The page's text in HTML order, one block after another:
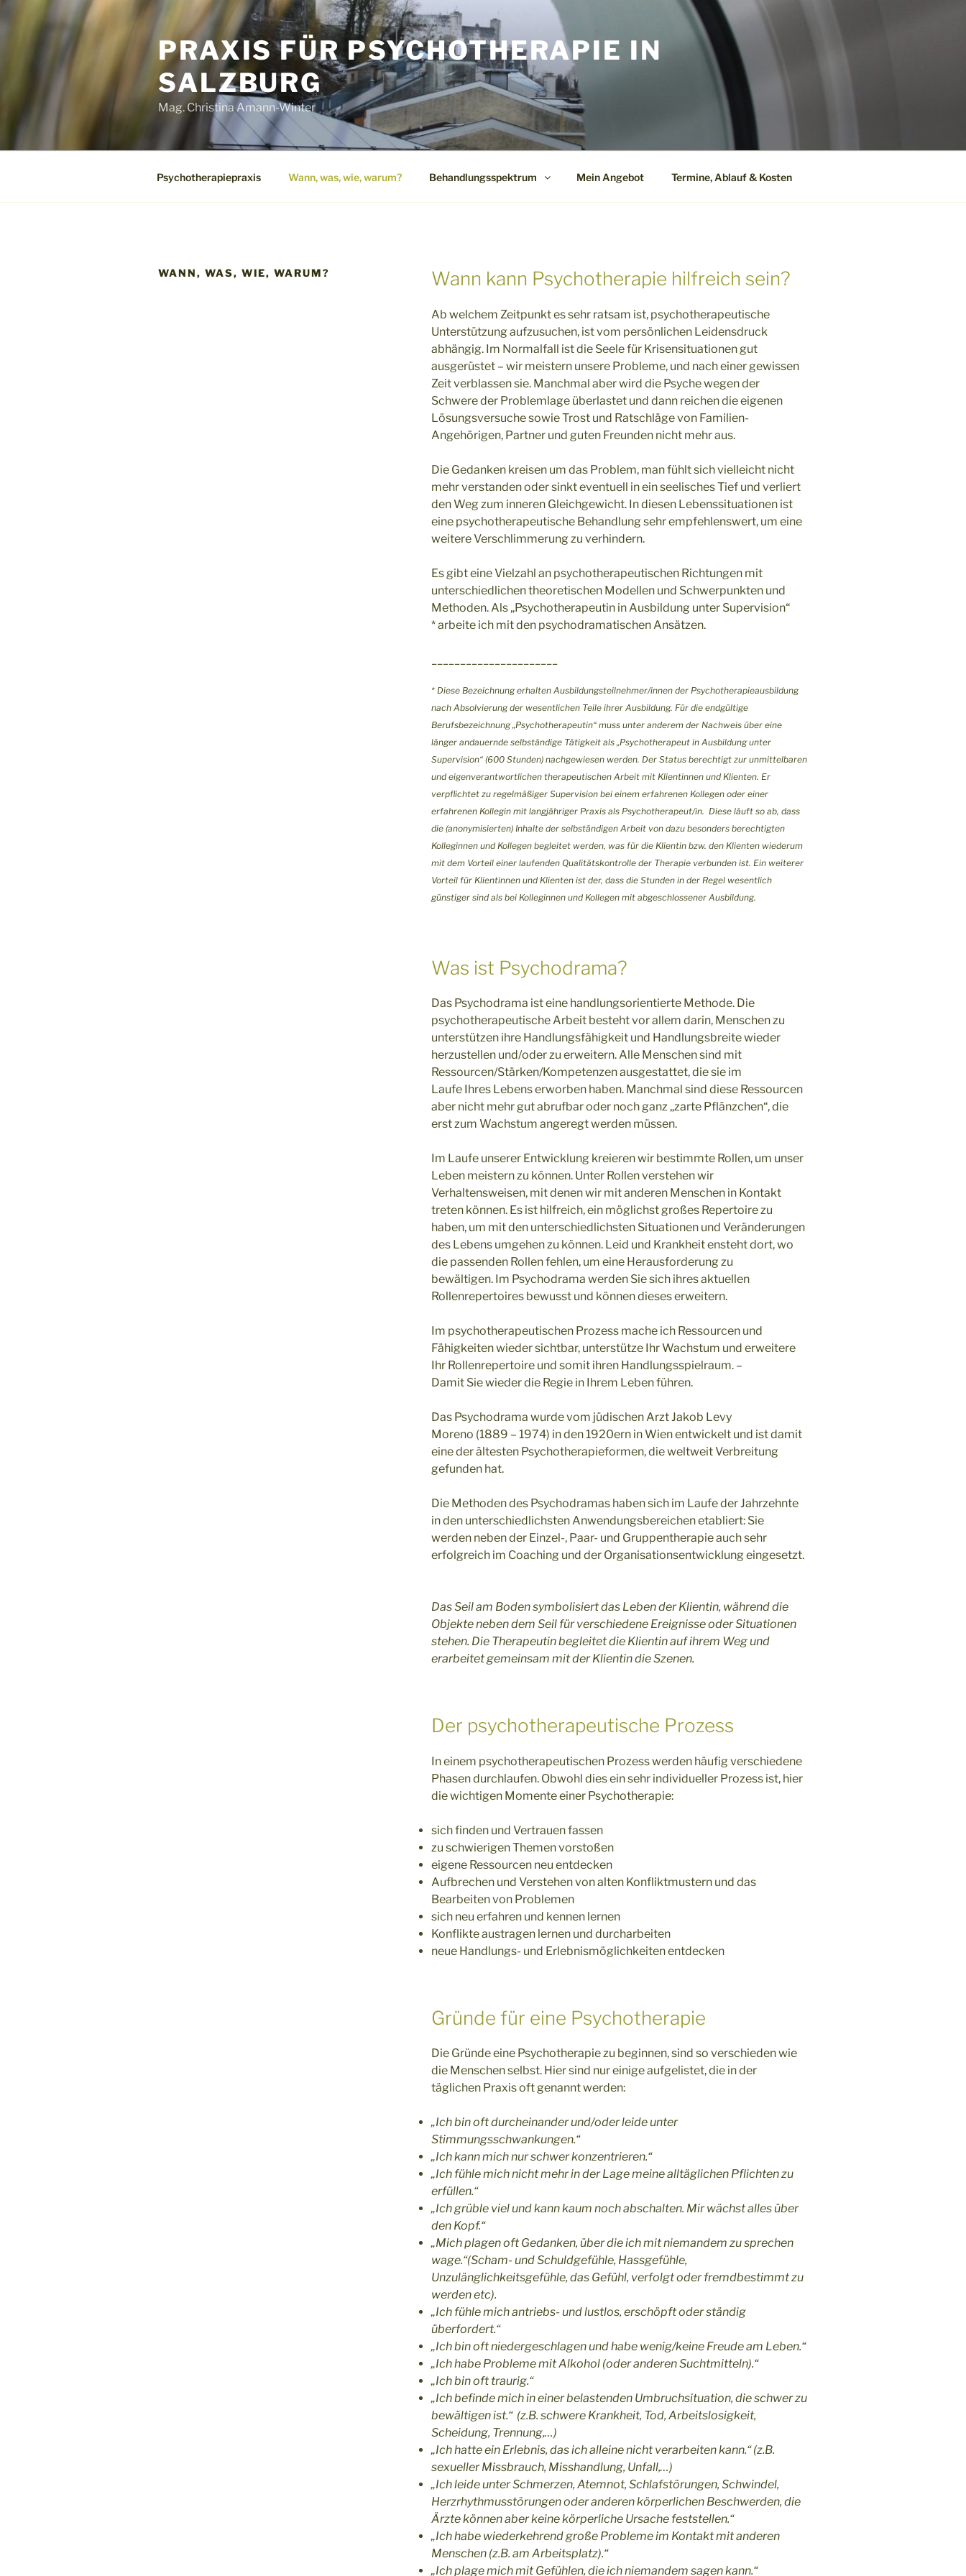
PRAXIS FÜR PSYCHOTHERAPIE IN
SALZBURG
Mag. Christina Amann-Winter
Psychotherapiepraxis Wann, was, wie, warum? Behandlungsspektrum Mein Angebot Termine, Ablauf & Kosten
WANN, WAS, WIE, WARUM? Wann kann Psychotherapie hilfreich sein?
Ab welchem Zeitpunkt es sehr ratsam ist, psychotherapeutische
Unterstützung aufzusuchen, ist vom persönlichen Leidensdruck
abhängig. Im Normalfall ist die Seele für Krisensituationen gut
ausgerüstet – wir meistern unsere Probleme, und nach einer gewissen
Zeit verblassen sie. Manchmal aber wird die Psyche wegen der
Schwere der Problemlage überlastet und dann reichen die eigenen
Lösungsversuche sowie Trost und Ratschläge von Familien-
Angehörigen, Partner und guten Freunden nicht mehr aus.
Die Gedanken kreisen um das Problem, man fühlt sich vielleicht nicht
mehr verstanden oder sinkt eventuell in ein seelisches Tief und verliert
den Weg zum inneren Gleichgewicht. In diesen Lebenssituationen ist
eine psychotherapeutische Behandlung sehr empfehlenswert, um eine
weitere Verschlimmerung zu verhindern.
Es gibt eine Vielzahl an psychotherapeutischen Richtungen mit
unterschiedlichen theoretischen Modellen und Schwerpunkten und
Methoden. Als „Psychotherapeutin in Ausbildung unter Supervision“
* arbeite ich mit den psychodramatischen Ansätzen.
* Diese Bezeichnung erhalten Ausbildungsteilnehmer/innen der Psychotherapieausbildung
nach Absolvierung der wesentlichen Teile ihrer Ausbildung. Für die endgültige
Berufsbezeichnung „Psychotherapeutin“ muss unter anderem der Nachweis über eine
länger andauernde selbständige Tätigkeit als „Psychotherapeut in Ausbildung unter
Supervision“ (600 Stunden) nachgewiesen werden. Der Status berechtigt zur unmittelbaren
und eigenverantwortlichen therapeutischen Arbeit mit Klientinnen und Klienten. Er
verpflichtet zu regelmäßiger Supervision bei einem erfahrenen Kollegen oder einer
erfahrenen Kollegin mit langjähriger Praxis als Psychotherapeut/in. Diese läuft so ab, dass
die (anonymisierten) Inhalte der selbständigen Arbeit von dazu besonders berechtigten
Kolleginnen und Kollegen begleitet werden, was für die Klientin bzw. den Klienten wiederum
mit dem Vorteil einer laufenden Qualitätskontrolle der Therapie verbunden ist. Ein weiterer
Vorteil für Klientinnen und Klienten ist der, dass die Stunden in der Regel wesentlich
günstiger sind als bei Kolleginnen und Kollegen mit abgeschlossener Ausbildung.
Was ist Psychodrama?
Das Psychodrama ist eine handlungsorientierte Methode. Die
psychotherapeutische Arbeit besteht vor allem darin, Menschen zu
unterstützen ihre Handlungsfähigkeit und Handlungsbreite wieder
herzustellen und/oder zu erweitern. Alle Menschen sind mit
Ressourcen/Stärken/Kompetenzen ausgestattet, die sie im
Laufe Ihres Lebens erworben haben. Manchmal sind diese Ressourcen
aber nicht mehr gut abrufbar oder noch ganz „zarte Pflänzchen“, die
erst zum Wachstum angeregt werden müssen.
Im Laufe unserer Entwicklung kreieren wir bestimmte Rollen, um unser
Leben meistern zu können. Unter Rollen verstehen wir
Verhaltensweisen, mit denen wir mit anderen Menschen in Kontakt
treten können. Es ist hilfreich, ein möglichst großes Repertoire zu
haben, um mit den unterschiedlichsten Situationen und Veränderungen
des Lebens umgehen zu können. Leid und Krankheit ensteht dort, wo
die passenden Rollen fehlen, um eine Herausforderung zu
bewältigen. Im Psychodrama werden Sie sich ihres aktuellen
Rollenrepertoires bewusst und können dieses erweitern.
Im psychotherapeutischen Prozess mache ich Ressourcen und
Fähigkeiten wieder sichtbar, unterstütze Ihr Wachstum und erweitere
Ihr Rollenrepertoire und somit ihren Handlungsspielraum. –
Damit Sie wieder die Regie in Ihrem Leben führen.
Das Psychodrama wurde vom jüdischen Arzt Jakob Levy
Moreno (1889 – 1974) in den 1920ern in Wien entwickelt und ist damit
eine der ältesten Psychotherapieformen, die weltweit Verbreitung
gefunden hat.
Die Methoden des Psychodramas haben sich im Laufe der Jahrzehnte
in den unterschiedlichsten Anwendungsbereichen etabliert: Sie
werden neben der Einzel-, Paar- und Gruppentherapie auch sehr
erfolgreich im Coaching und der Organisationsentwicklung eingesetzt.
Das Seil am Boden symbolisiert das Leben der Klientin, während die
Objekte neben dem Seil für verschiedene Ereignisse oder Situationen
stehen. Die Therapeutin begleitet die Klientin auf ihrem Weg und
erarbeitet gemeinsam mit der Klientin die Szenen.
Der psychotherapeutische Prozess
In einem psychotherapeutischen Prozess werden häufig verschiedene
Phasen durchlaufen. Obwohl dies ein sehr individueller Prozess ist, hier
die wichtigen Momente einer Psychotherapie:
sich finden und Vertrauen fassen
zu schwierigen Themen vorstoßen
eigene Ressourcen neu entdecken
Aufbrechen und Verstehen von alten Konfliktmustern und das
Bearbeiten von Problemen
sich neu erfahren und kennen lernen
Konflikte austragen lernen und durcharbeiten
neue Handlungs- und Erlebnismöglichkeiten entdecken
Gründe für eine Psychotherapie
Die Gründe eine Psychotherapie zu beginnen, sind so verschieden wie
die Menschen selbst. Hier sind nur einige aufgelistet, die in der
täglichen Praxis oft genannt werden:
„Ich bin oft durcheinander und/oder leide unter
Stimmungsschwankungen.“
„Ich kann mich nur schwer konzentrieren.“
„Ich fühle mich nicht mehr in der Lage meine alltäglichen Pflichten zu
erfüllen.“
„Ich grüble viel und kann kaum noch abschalten. Mir wächst alles über
den Kopf.“
„Mich plagen oft Gedanken, über die ich mit niemandem zu sprechen
wage.“(Scham- und Schuldgefühle, Hassgefühle,
Unzulänglichkeitsgefühle, das Gefühl, verfolgt oder fremdbestimmt zu
werden etc).
„Ich fühle mich antriebs- und lustlos, erschöpft oder ständig
überfordert.“
„Ich bin oft niedergeschlagen und habe wenig/keine Freude am Leben.“
„Ich habe Probleme mit Alkohol (oder anderen Suchtmitteln).“
„Ich bin oft traurig.“
„Ich befinde mich in einer belastenden Umbruchsituation, die schwer zu
bewältigen ist.“ (z.B. schwere Krankheit, Tod, Arbeitslosigkeit,
Scheidung, Trennung,…)
„Ich hatte ein Erlebnis, das ich alleine nicht verarbeiten kann.“(z.B.
sexueller Missbrauch, Misshandlung, Unfall,…)
„Ich leide unter Schmerzen, Atemnot, Schlafstörungen, Schwindel,
Herzrhythmusstörungen oder anderen körperlichen Beschwerden, die
Ärzte können aber keine körperliche Ursache feststellen.“
„Ich habe wiederkehrend große Probleme im Kontakt mit anderen
Menschen (z.B. am Arbeitsplatz).“
„Ich plage mich mit Gefühlen, die ich niemandem sagen kann.“